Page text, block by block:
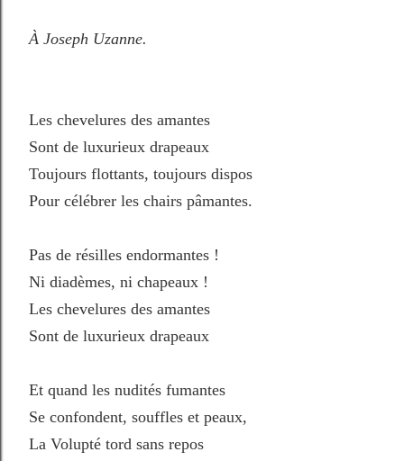
À Joseph Uzanne.
Les chevelures des amantes
Sont de luxurieux drapeaux
Toujours flottants, toujours dispos
Pour célébrer les chairs pâmantes.
Pas de résilles endormantes !
Ni diadèmes, ni chapeaux !
Les chevelures des amantes
Sont de luxurieux drapeaux
Et quand les nudités fumantes
Se confondent, souffles et peaux,
La Volupté tord sans repos